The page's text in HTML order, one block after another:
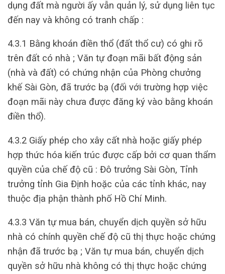
dụng đất mà người ấy vẫn quản lý, sử dụng liên tục
đến nay và không có tranh chấp :
4.3.1 Bằng khoán điền thổ (đất thổ cư) có ghi rõ
trên đất có nhà ; Văn tự đoạn mãi bất động sản
(nhà và đất) có chứng nhận của Phòng chưởng
khế Sài Gòn, đã trước bạ (đối với trường hợp việc
đoạn mãi này chưa được đăng ký vào bằng khoán
điền thổ).
4.3.2 Giấy phép cho xây cất nhà hoặc giấy phép
hợp thức hóa kiến trúc được cấp bởi cơ quan thẩm
quyền của chế độ cũ : Đô trưởng Sài Gòn, Tỉnh
trưởng tỉnh Gia Định hoặc của các tỉnh khác, nay
thuộc địa phận thành phố Hồ Chí Minh.
4.3.3 Văn tự mua bán, chuyển dịch quyền sở hữu
nhà có chính quyền chế độ cũ thị thực hoặc chứng
nhận đã trước bạ ; Văn tự mua bán, chuyển dịch
quyền sở hữu nhà không có thị thực hoặc chứng